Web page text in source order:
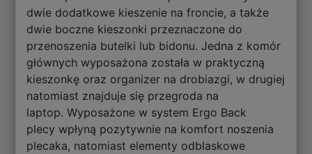
dwie dodatkowe kieszenie na froncie, a także
dwie boczne kieszonki przeznaczone do
przenoszenia butelki lub bidonu. Jedna z komór
głównych wyposażona została w praktyczną
kieszonkę oraz organizer na drobiazgi, w drugiej
natomiast znajduje się przegroda na
laptop. Wyposażone w system Ergo Back
plecy wpłyną pozytywnie na komfort noszenia
plecaka, natomiast elementy odblaskowe